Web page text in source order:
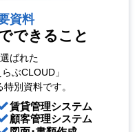
資料
できること
ばれた
ぶCLOUD」
別資料です。
賃貸管理システム
顧客管理システム